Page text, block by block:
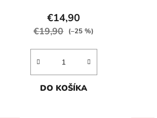
€14,90
€19,90 (–25 %)
DO KOŠÍKA